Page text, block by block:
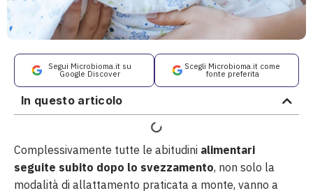
Segui Microbioma.it su
Google Discover
Scegli Microbioma.it come
fonte preferita
In questo articolo
Complessivamente tutte le abitudini alimentari
seguite subito dopo lo svezzamento, non solo la
modalità di allattamento praticata a monte, vanno a